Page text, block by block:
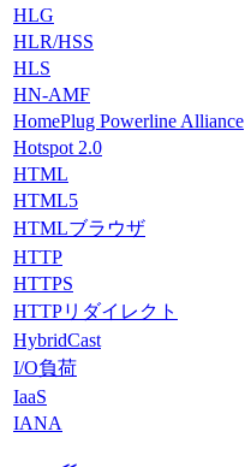
HLG
HLR/HSS
HLS
HN-AMF
HomePlug Powerline Alliance
Hotspot 2.0
HTML
HTML5
HTMLブラウザ
HTTP
HTTPS
HTTPリダイレクト
HybridCast
I/O負荷
IaaS
IANA